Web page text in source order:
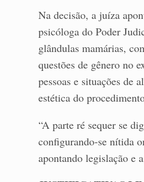
Na decisão, a juíza
psicóloga do Poder
glândulas mamárias,
questões de gênero no
pessoas e situações de
estética do
“A parte ré sequer se
configurando-se nítida
apontando legislação e